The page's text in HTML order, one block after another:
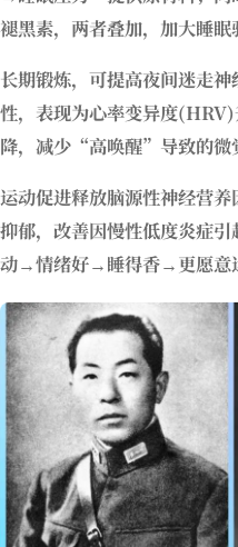
褪黑素，两者叠加，加大睡眠
长期锻炼，可提高夜间迷走
性，表现为心率变异度
降，减少“高唤醒”导致的微
运动促进释放脑源性神经营
抑郁，改善因慢性低度炎症
动→情绪好→睡得香→更愿意